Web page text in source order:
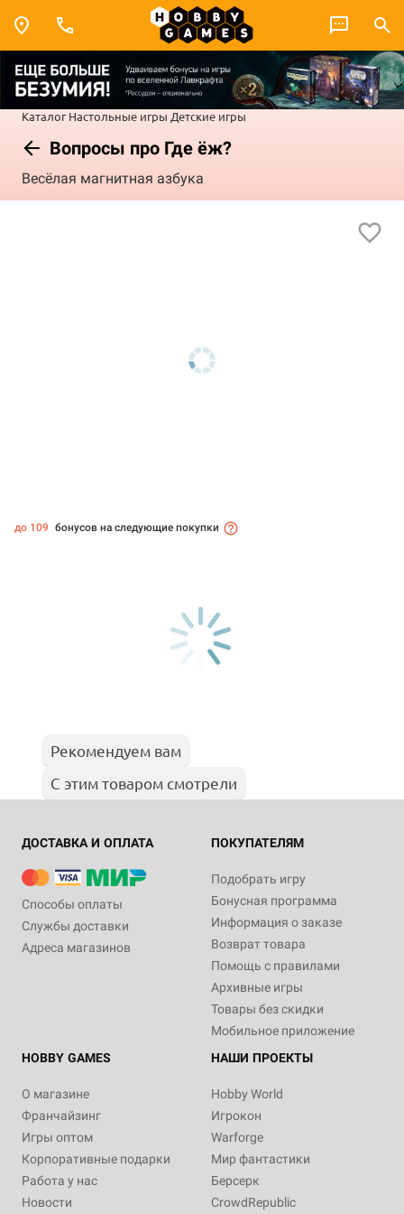
Каталог Настольные игры Детские игры
Вопросы про Где ёж?
Весёлая магнитная азбука
до 109 бонусов на следующие покупки
Рекомендуем вам
С этим товаром смотрели
ДОСТАВКА И ОПЛАТА
Способы оплаты
Службы доставки
Адреса магазинов
ПОКУПАТЕЛЯМ
Подобрать игру
Бонусная программа
Информация о заказе
Возврат товара
Помощь с правилами
Архивные игры
Товары без скидки
Мобильное приложение
HOBBY GAMES
О магазине
Франчайзинг
Игры оптом
Корпоративные подарки
Работа у нас
Новости
НАШИ ПРОЕКТЫ
Hobby World
Игрокон
Warforge
Мир фантастики
Берсерк
CrowdRepublic